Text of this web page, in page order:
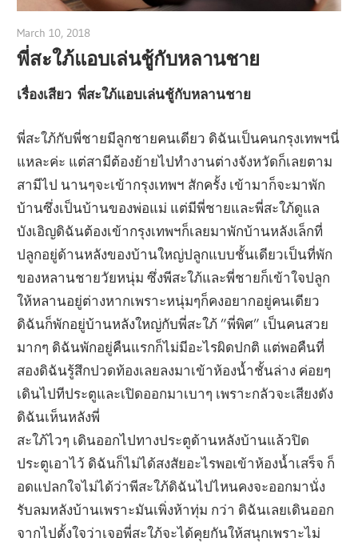
March 10, 2018
พี่สะใภ้แอบเล่นชู้กับหลานชาย
เรื่องเสียว พี่สะใภ้แอบเล่นชู้กับหลานชาย
พี่สะใภ้กับพี่ชายมีลูกชายคนเดียว ดิฉันเป็นคนกรุงเทพฯนี่
แหละค่ะ แต่สามีต้องย้ายไปทำงานต่างจังหวัดก็เลยตาม
สามีไป นานๆจะเข้ากรุงเทพฯ สักครั้ง เข้ามาก็จะมาพัก
บ้านซึ่งเป็นบ้านของพ่อแม่ แต่มีพี่ชายและพี่สะใภ้ดูแล
บังเอิญดิฉันต้องเข้ากรุงเทพฯก็เลยมาพักบ้านหลังเล็กที่
ปลูกอยู่ด้านหลังของบ้านใหญ่ปลูกแบบชั้นเดียวเป็นที่พัก
ของหลานชายวัยหนุ่ม ซึ่งพีสะใภ้และพี่ชายก็เข้าใจปลูก
ให้หลานอยู่ต่างหากเพราะหนุ่มๆก็คงอยากอยู่คนเดียว
ดิฉันก็พักอยู่บ้านหลังใหญ่กับพี่สะใภ้ ”พี่พิศ” เป็นคนสวย
มากๆ ดิฉันพักอยู่คืนแรกก็ไม่มีอะไรผิดปกติ แต่พอคืนที่
สองดิฉันรู้สึกปวดท้องเลยลงมาเข้าห้องน้ำชั้นล่าง ค่อยๆ
เดินไปทีประตูและเปิดออกมาเบาๆ เพราะกลัวจะเสียงดัง
ดิฉันเห็นหลังพี่
สะใภ้ไวๆ เดินออกไปทางประตูด้านหลังบ้านแล้วปิด
ประตูเอาไว้ ดิฉันก็ไม่ได้สงสัยอะไรพอเข้าห้องน้ำเสร็จ ก็
อดแปลกใจไม่ได้ว่าพีสะใภ้ดิฉันไปไหนคงจะออกมานั่ง
รับลมหลังบ้านเพราะมันเพิ่งห้าทุ่ม กว่า ดิฉันเลยเดินออก
จากไปตั้งใจว่าเจอพี่สะใภ้จะได้คุยกันให้สนุกเพราะไม่